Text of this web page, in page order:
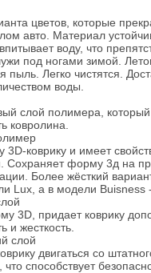
цветов, которые
авто. Материал
воду, что
под ногами зимой.
пыль. Легко чистятся.
воды.
слой полимера,
ковролина.
3D-коврику и имеет
Сохраняет форму 3д на
Более жёсткий
Lux, а в модели Buisness
3D, придает коврику
и жесткость.
слой
двигаться со
что способствует